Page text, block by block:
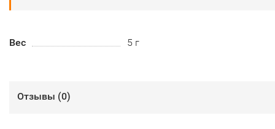
Вес 5 г
Отзывы (0)